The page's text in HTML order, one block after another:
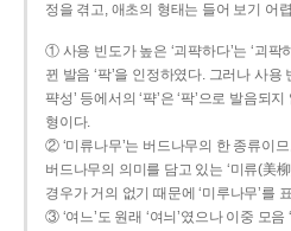
정을 겪고, 애초의 형태는 들어 보기 어
① 사용 빈도가 높은 ‘괴퍅하다’는 ‘괴팍
뀐 발음 ‘팍’을 인정하였다. 그러나 사용
퍅성’ 등에서의 ‘퍅’은 ‘팍’으로 발음되
형이다.
② ‘미류나무’는 버드나무의 한 종류이므
버드나무의 의미를 담고 있는 ‘미류(美
경우가 거의 없기 때문에 ‘미루나무’를
③ ‘여느’도 원래 ‘여늬’였으나 이중 모음